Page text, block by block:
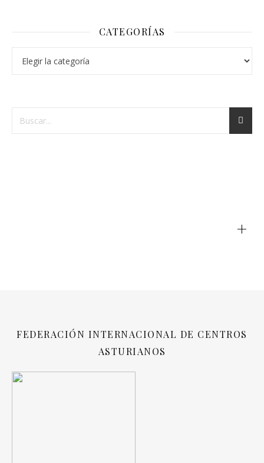
CATEGORÍAS
+
FEDERACIÓN INTERNACIONAL DE CENTROS
ASTURIANOS